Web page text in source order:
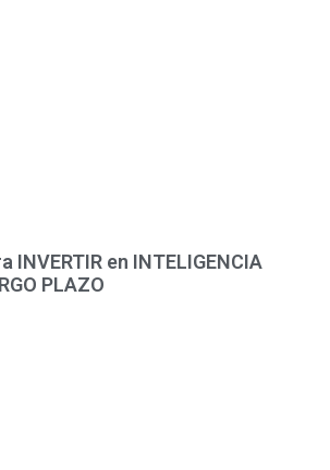
INVERTIR en INTELIGENCIA
PLAZO